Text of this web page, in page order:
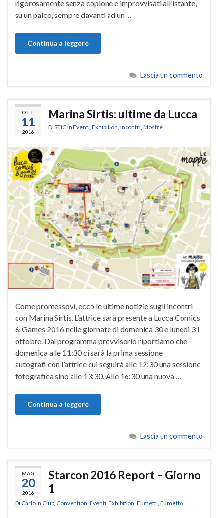
rigorosamente senza copione e improvvisati all’istante,
su un palco, sempre davanti ad un …
Continua a leggere
Lascia un commento
OTT
11
2016
Marina Sirtis: ultime da Lucca
DiSTICin Eventi Exhibition Incontri Mostre
Come promessovi, ecco le ultime notizie sugli incontri
con Marina Sirtis. L’attrice sarà presente a Lucca Comics
& Games 2016 nelle giornate di domenica 30 e lunedì 31
ottobre. Dal programma provvisorio riportiamo che
domenica alle 11:30 ci sarà la prima sessione
autografi con l’attrice cui seguirà alle 12:30 una sessione
fotografica sino alle 13:30. Alle 16:30 una nuova …
Continua a leggere
Lascia un commento
MAG
20
2016
Starcon 2016 Report – Giorno
1
Di Carloin Club, Convention, Eventi, Exhibition, Fumetti, Fumetto